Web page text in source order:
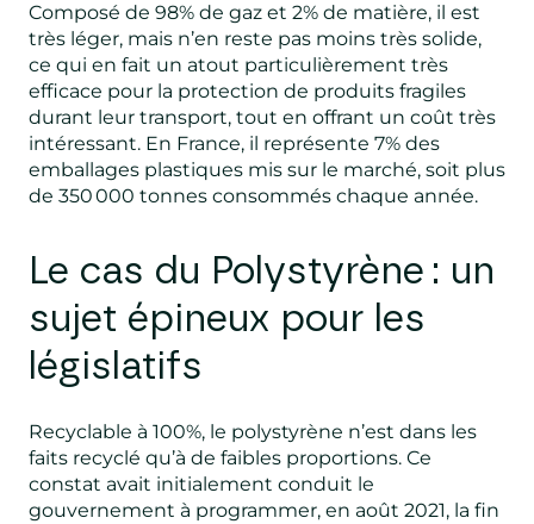
Composé de 98% de gaz et 2% de matière, il est
très léger, mais n’en reste pas moins très solide,
ce qui en fait un atout particulièrement très
efficace pour la protection de produits fragiles
durant leur transport, tout en offrant un coût très
intéressant. En France, il représente 7% des
emballages plastiques mis sur le marché, soit plus
de 350 000 tonnes consommés chaque année.
Le cas du Polystyrène : un
sujet épineux pour les
législatifs
Recyclable à 100%, le polystyrène n’est dans les
faits recyclé qu’à de faibles proportions. Ce
constat avait initialement conduit le
gouvernement à programmer, en août 2021, la fin